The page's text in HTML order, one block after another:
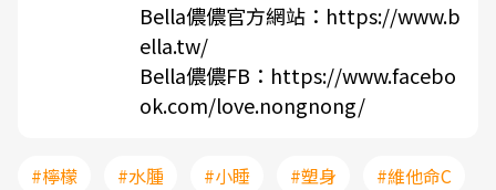
Bella儂儂官方網站： https://www.b
ella.tw/
Bella儂儂FB： https://www.facebo
ok.com/love.nongnong/
#檸檬 #水腫 #小睡 #塑身 #維他命C